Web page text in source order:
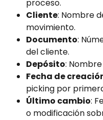
proceso.
Cliente: Nombre
movimiento.
Documento:
del cliente.
Depósito:
Fecha de
picking por
Último cambio:
o modificación